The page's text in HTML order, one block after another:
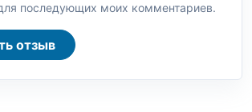
последующих моих комментариев.
Отправить отзыв